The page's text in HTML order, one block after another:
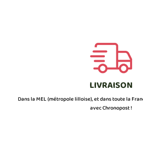
LIVRAISON
Dans la MEL (métropole lilloise), et dans toute la
avec Chronopost !